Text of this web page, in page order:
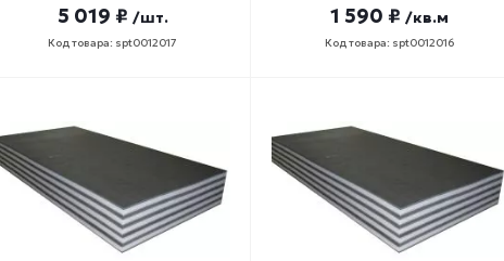
5 019 ₽ /шт.
Код товара: spt0012017
1 590 ₽ /кв.м
Код товара: spt0012016